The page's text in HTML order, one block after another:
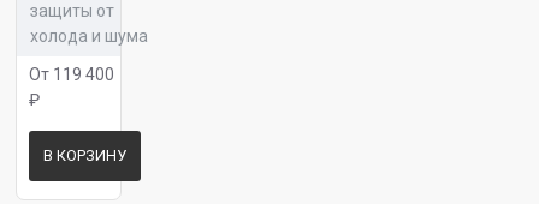
Панель 16 Тринити Л 04
защиты от
холода и шума
От 119 400
₽
В КОРЗИНУ